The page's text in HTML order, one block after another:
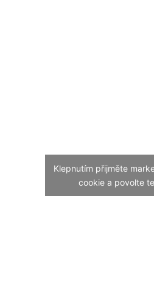
Klepnutím přijměte
cookie a povolte